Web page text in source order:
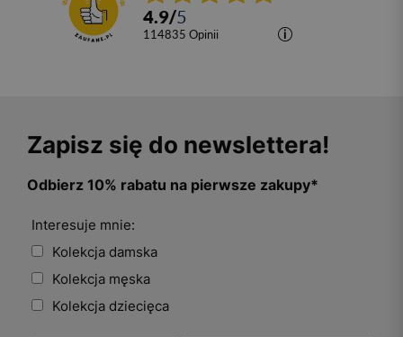
4.9/5
114835 opinii
Zapisz się do newslettera!
Odbierz 10% rabatu na pierwsze zakupy*
Interesuje mnie:
Kolekcja damska
Kolekcja męska
Kolekcja dziecięca